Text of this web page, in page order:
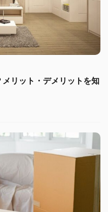
リット・デメリットを知